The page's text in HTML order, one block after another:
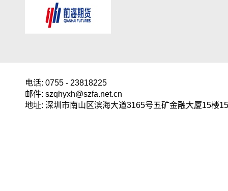
电话: 0755 - 23818225
邮件: szqhyxh@szfa.net.cn
地址: 深圳市南山区滨海大道3165号五矿金融大厦15楼